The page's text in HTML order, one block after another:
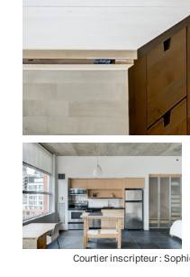
Courtier inscripteur :